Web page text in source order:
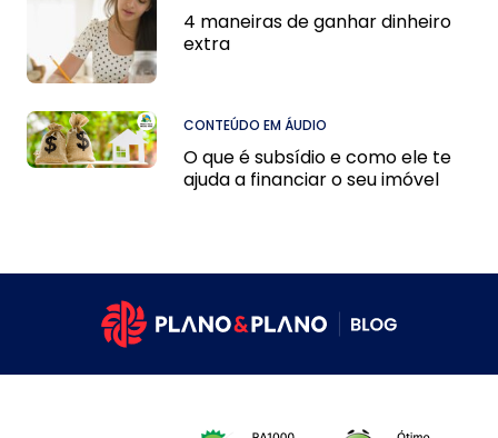
4 maneiras de ganhar dinheiro
extra
CONTEÚDO EM ÁUDIO
O que é subsídio e como ele te
ajuda a financiar o seu imóvel